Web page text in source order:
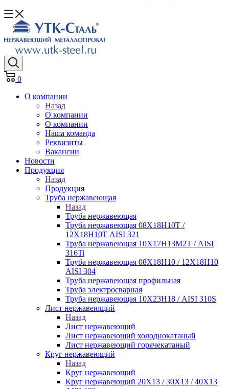
0
О компании
Назад
О компании
О компании
Наша команда
Реквизиты
Вакансии
Новости
Продукция
Назад
Продукция
Труба нержавеющая
Назад
Труба нержавеющая
Труба нержавеющая 08Х18Н10Т /
12Х18Н10Т AISI 321
Труба нержавеющая 10Х17Н13М2Т / AISI
316Ti
Труба нержавеющая 08Х18Н10 / 12Х18Н10
AISI 304
Труба нержавеющая профильная
Труба электросварная
Труба нержавеющая 10Х23Н18 / AISI 310S
Лист нержавеющий
Назад
Лист нержавеющий
Лист нержавеющий холоднокатаный
Лист нержавеющий горячекатаный
Круг нержавеющий
Назад
Круг нержавеющий
Круг нержавеющий 20Х13 / 30Х13 / 40Х13